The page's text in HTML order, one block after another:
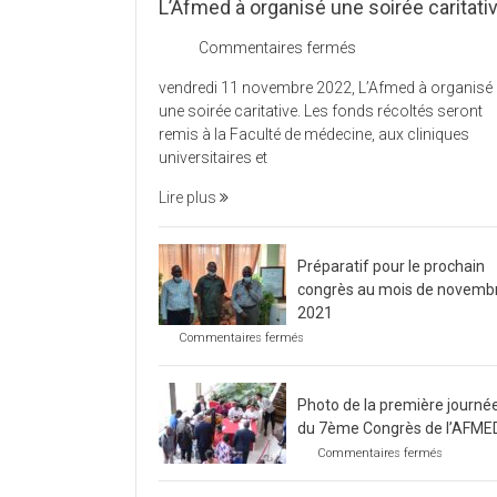
L’Afmed à organisé une soirée
Commentaires fermés
à
organisé
une
vendredi 11 novembre 2022, L’Afmed à organisé
une soirée caritative. Les fonds récoltés seront
remis à la Faculté de médecine, aux cliniques
universitaires et
Lire plus
Préparatif pour le prochain
congrès au mois de
2021
Commentaires fermés
prochain
congrès
mois
de
Photo de la première
du 7ème Congrès de
Commentaires fermés